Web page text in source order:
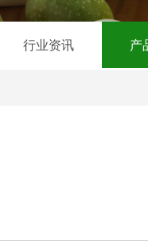
行业资讯 产